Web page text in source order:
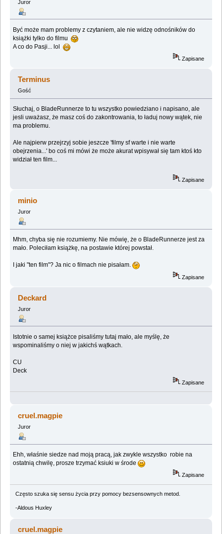
Juror
Być może mam problemy z czytaniem, ale nie widzę odnośników do
książki tylko do filmu
A co do Pasji... lol
Zapisane
Terminus
Gość
Słuchaj, o BladeRunnerze to tu wszystko powiedziano i napisano, ale
jesli uważasz, że masz coś do zakontrowania, to ładuj nowy wątek, nie
ma problemu.
Ale najpierw przejrzyj sobie jeszcze 'filmy sf warte i nie warte
obejrzenia...' bo coś mi mówi że może akurat wpisywał się tam ktoś kto
widział ten film...
Zapisane
minio
Juror
Mhm, chyba się nie rozumiemy. Nie mówię, że o BladeRunnerze jest za
mało. Poleciłam książkę, na postawie której powstał.
I jaki "ten film"? Ja nic o filmach nie pisałam.
Zapisane
Deckard
Juror
Istotnie o samej książce pisaliśmy tutaj mało, ale myślę, że
wspominaliśmy o niej w jakichś wątkach.
CU
Deck
Zapisane
cruel.magpie
Juror
Ehh, właśnie siedze nad moją pracą, jak zwykle wszystko robie na
ostatnią chwilę, prosze trzymać ksiuki w środe
Zapisane
Często szuka się sensu życia przy pomocy bezsensownych metod.
-Aldous Huxley
cruel.magpie